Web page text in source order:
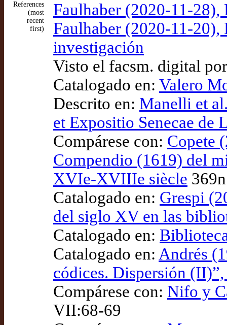
References
(most
recent
first)
Faulhaber (2020-11-
Faulhaber (2020-11-
investigación
Visto el facsm. digital
Catalogado en: Valero
Descrito en: Manelli et
et Expositio Senecae de
Compárese con: Copete
Compendio (1619) del
XVIe-XVIIIe siècle 369n
Catalogado en: Grespi
del siglo XV en las
Catalogado en:
Catalogado en: Andrés
códices. Dispersión
Compárese con: Nifo y
VII:68-69